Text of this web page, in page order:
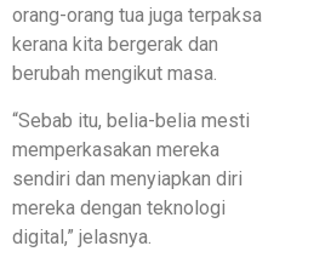
orang-orang tua juga terpaksa
kerana kita bergerak dan
berubah mengikut masa.
“Sebab itu, belia-belia mesti
memperkasakan mereka
sendiri dan menyiapkan diri
mereka dengan teknologi
digital,” jelasnya.